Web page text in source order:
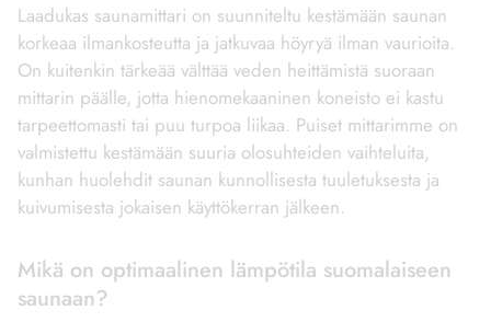
Laadukas saunamittari on suunniteltu kestämään saunan
korkeaa ilmankosteutta ja jatkuvaa höyryä ilman vaurioita.
On kuitenkin tärkeää välttää veden heittämistä suoraan
mittarin päälle, jotta hienomekaaninen koneisto ei kastu
tarpeettomasti tai puu turpoa liikaa. Puiset mittarimme on
valmistettu kestämään suuria olosuhteiden vaihteluita,
kunhan huolehdit saunan kunnollisesta tuuletuksesta ja
kuivumisesta jokaisen käyttökerran jälkeen.
Mikä on optimaalinen lämpötila suomalaiseen
saunaan?